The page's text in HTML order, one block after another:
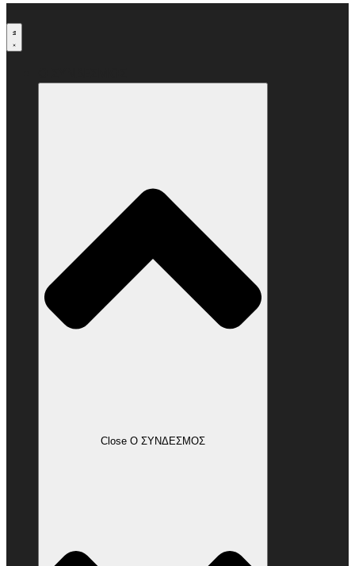
στο
περιεχόμενο
Close Ο ΣΥΝΔΕΣΜΟΣ